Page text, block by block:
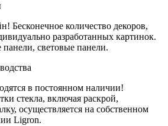
Бесконечное количество декоров,
разработанных картинок.
световые панели.
в постоянном наличии!
стекла, включая раскрой,
осуществляется на собственном
Ligron.